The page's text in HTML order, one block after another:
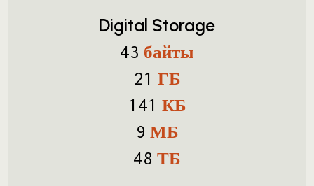
Digital Storage
43 байты
21 ГБ
141 КБ
9 МБ
48 ТБ